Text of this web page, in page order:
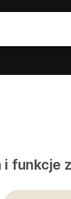
i funkcje